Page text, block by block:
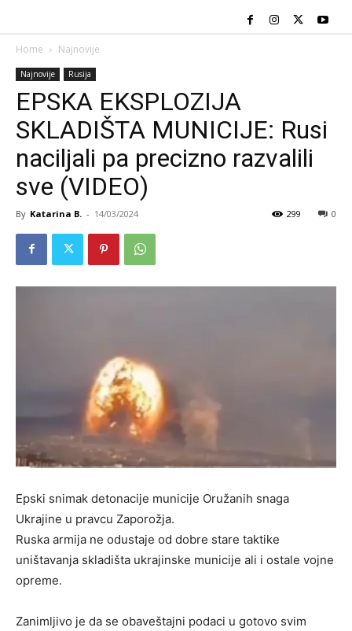
Home Najnovije
Najnovije Rusija
EPSKA EKSPLOZIJA
SKLADIŠTA MUNICIJE: Rusi
naciljali pa precizno razvalili
sve (VIDEO)
By Katarina B. - 14/03/2024 0
299
Epski snimak detonacije municije Oružanih snaga
Ukrajine u pravcu Zaporožja.
Ruska armija ne odustaje od dobre stare taktike
uništavanja skladišta ukrajinske municije ali i ostale vojne
opreme.
Zanimljivo je da se obaveštajni podaci u gotovo svim